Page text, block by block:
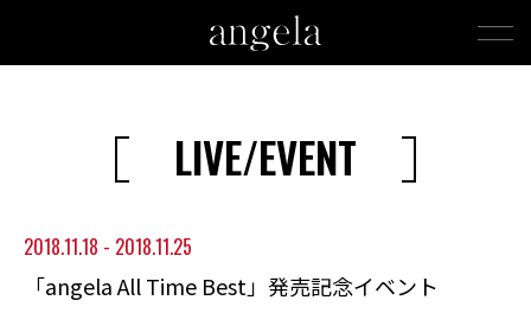
LIVE/EVENT
2018.11.18 - 2018.11.25
「angela All Time Best」発売記念イベント